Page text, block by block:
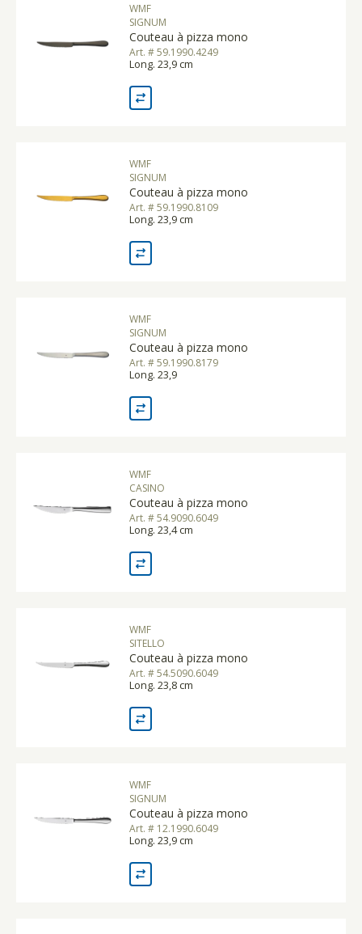
WMF
SIGNUM
Couteau à pizza mono
Art. # 59.1990.4249
Long. 23,9 cm
WMF
SIGNUM
Couteau à pizza mono
Art. # 59.1990.8109
Long. 23,9 cm
WMF
SIGNUM
Couteau à pizza mono
Art. # 59.1990.8179
Long. 23,9
WMF
CASINO
Couteau à pizza mono
Art. # 54.9090.6049
Long. 23,4 cm
WMF
SITELLO
Couteau à pizza mono
Art. # 54.5090.6049
Long. 23,8 cm
WMF
SIGNUM
Couteau à pizza mono
Art. # 12.1990.6049
Long. 23,9 cm